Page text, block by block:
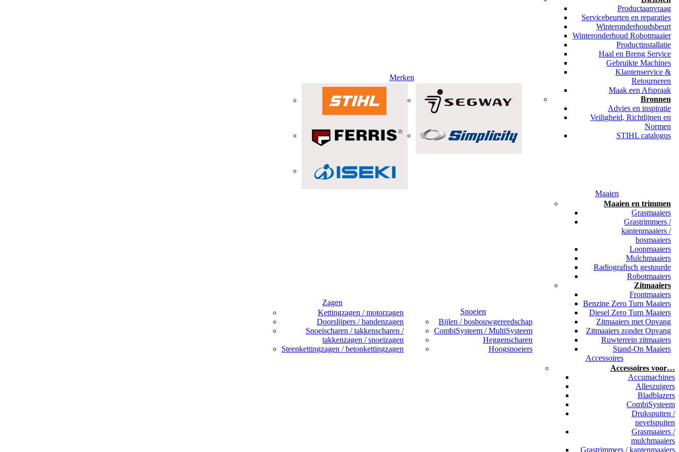
Merken
Productaanvraag
Servicebeurten en reparaties
Winteronderhoudsbeurt
Winteronderhoud Robotmaaier
Productinstallatie
Haal en Breng Service
Gebruikte Machines
Klantenservice &
Retourneren
Maak een Afspraak
Bronnen
Advies en inspiratie
Veiligheid, Richtlijnen en
Normen
STIHL catalogus
Zagen
Kettingzagen / motorzagen
Doorslijpers / bandenzagen
Snoeischaren / takkenscharen /
takkenzagen / snoeizagen
Steenkettingzagen / betonkettingzagen
Snoeien
Bijlen / bosbouwgereedschap
CombiSysteem / MultiSysteem
Heggenscharen
Hoogsnoeiers
Maaien
Maaien en trimmen
Grasmaaiers
Grastrimmers /
kantenmaaiers /
bosmaaiers
Loopmaaiers
Mulchmaaiers
Radiografisch gestuurde
Robotmaaiers
Zitmaaiers
Frontmaaiers
Benzine Zero Turn Maaiers
Diesel Zero Turn Maaiers
Zitmaaiers met Opvang
Zitmaaiers zonder Opvang
Ruwterrein zitmaaiers
Stand-On Maaiers
Accessoires
Accessoires voor…
Accumachines
Alleszuigers
Bladblazers
CombiSysteem
Drukspuiten /
nevelspuiten
Grasmaaiers /
mulchmaaiers
Grastrimmers / kantenmaaiers